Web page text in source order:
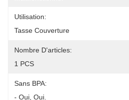
Utilisation:
Tasse Couverture
Nombre D'articles:
1 PCS
Sans BPA:
- Oui, Oui.